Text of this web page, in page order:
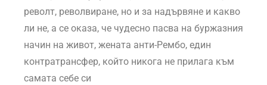
револт, револвиране, но и за надървяне и какво
ли не, а се оказа, че чудесно пасва на буржазния
начин на живот, жената анти-Рембо, един
контратрансфер, който никога не прилага към
самата себе си